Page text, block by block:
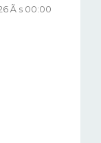
Ã s 00:00